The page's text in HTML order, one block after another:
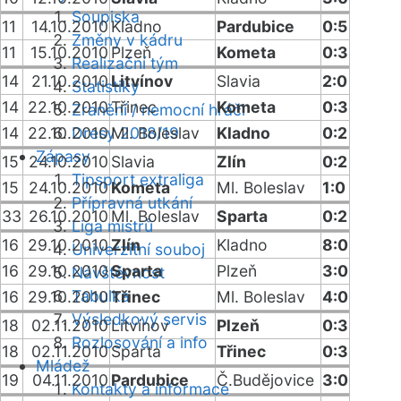
Soupiska
Změny v kádru
Realizační tým
Statistiky
Zranění / nemocní hráči
Dresy 2018/19
Zápasy
Tipsport extraliga
Přípravná utkání
Liga mistrů
Univerzitní souboj
Návštěvnost
Tabulka
Výsledkový servis
Rozlosování a info
Mládež
Kontakty a informace
11
14.10.2010Kladno Pardubice
0:5
11
15.10.2010 Plzeň Kometa
0:3
14
21.10.2010Litvínov Slavia
2:0
14 22.10.2010Třinec Kometa
0:3
14 22.10.2010Ml. Boleslav Kladno
0:2
15
24.10.2010 Slavia Zlín
0:2
15
24.10.2010Kometa Ml. Boleslav
1:0
33 26.10.2010 Ml. Boleslav Sparta
0:2
16 29.10.2010Zlín Kladno
8:0
16 29.10.2010Sparta Plzeň
3:0
16 29.10.2010Třinec Ml. Boleslav
4:0
18
02.11.2010Litvínov Plzeň
0:3
18
02.11.2010Sparta Třinec
0:3
19
04.11.2010 Pardubice Č.Budějovice 3:0